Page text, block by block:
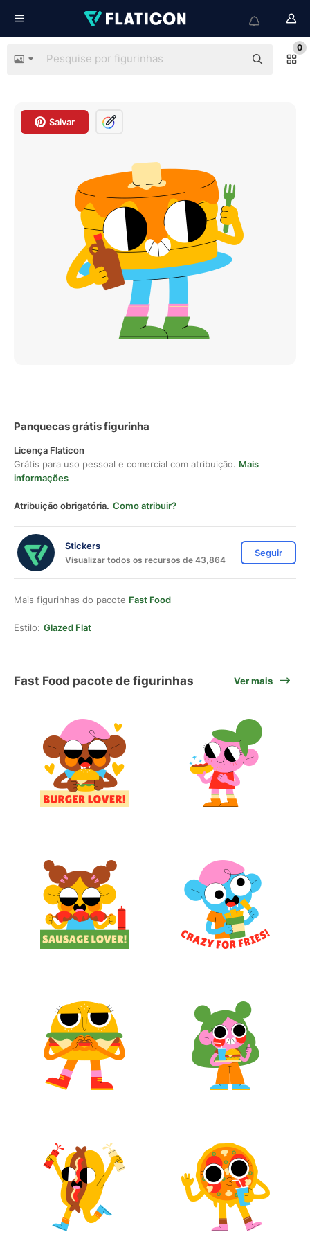
0
Salvar
Panquecas grátis figurinha
Licença Flaticon
Grátis para uso pessoal e comercial com atribuição. Mais
informações
Atribuição obrigatória. Como atribuir?
Stickers
Visualizar todos os recursos de 43,864
Seguir
Mais figurinhas do pacote Fast Food
Estilo: Glazed Flat
Fast Food pacote de figurinhas Ver mais